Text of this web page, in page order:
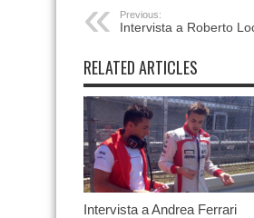
Previous:
Intervista a Roberto
RELATED ARTICLES
Intervista a Andrea Ferrari